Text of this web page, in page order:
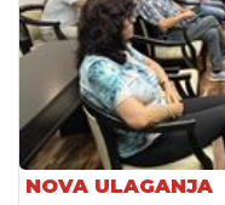
NOVA ULAGANJA